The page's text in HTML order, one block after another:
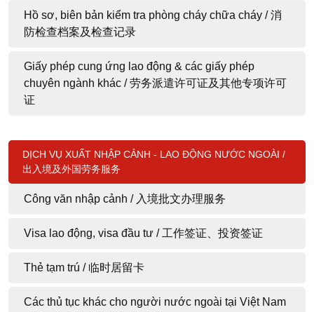
Hồ sơ, biên bản kiểm tra phòng cháy chữa cháy / 消
防检查档案及检查记录
Giấy phép cung ứng lao động & các giấy phép
chuyên ngành khác / 劳务派遣许可证及其他专项许可
证
DỊCH VỤ XUẤT NHẬP CẢNH - LAO ĐỘNG NƯỚC NGOÀI /
出入境及外国劳务服务
Công văn nhập cảnh / 入境批文办理服务
Visa lao động, visa đầu tư / 工作签证、投资签证
Thẻ tạm trú / 临时居留卡
Các thủ tục khác cho người nước ngoài tại Việt Nam